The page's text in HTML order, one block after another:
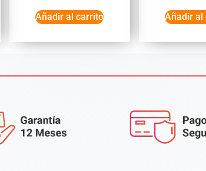
Añadir al carrito Añadir al